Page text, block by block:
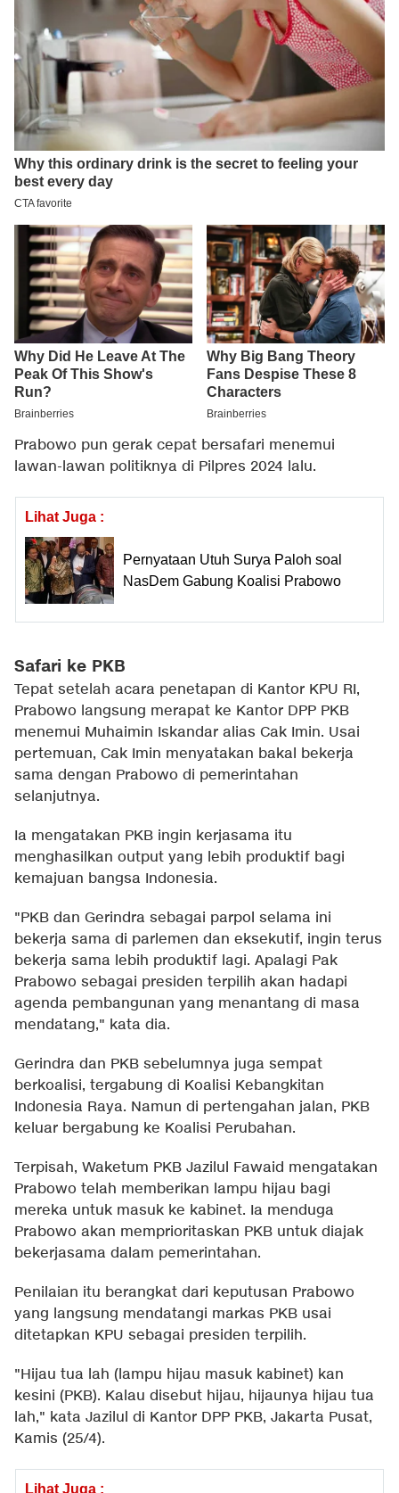
Prabowo pun gerak cepat bersafari menemui
lawan-lawan politiknya di Pilpres 2024 lalu.
Lihat Juga :
Pernyataan Utuh Surya Paloh soal
NasDem Gabung Koalisi Prabowo
Safari ke PKB
Tepat setelah acara penetapan di Kantor KPU RI,
Prabowo langsung merapat ke Kantor DPP PKB
menemui Muhaimin Iskandar alias Cak Imin. Usai
pertemuan, Cak Imin menyatakan bakal bekerja
sama dengan Prabowo di pemerintahan
selanjutnya.
Ia mengatakan PKB ingin kerjasama itu
menghasilkan output yang lebih produktif bagi
kemajuan bangsa Indonesia.
"PKB dan Gerindra sebagai parpol selama ini
bekerja sama di parlemen dan eksekutif, ingin terus
bekerja sama lebih produktif lagi. Apalagi Pak
Prabowo sebagai presiden terpilih akan hadapi
agenda pembangunan yang menantang di masa
mendatang," kata dia.
Gerindra dan PKB sebelumnya juga sempat
berkoalisi, tergabung di Koalisi Kebangkitan
Indonesia Raya. Namun di pertengahan jalan, PKB
keluar bergabung ke Koalisi Perubahan.
Terpisah, Waketum PKB Jazilul Fawaid mengatakan
Prabowo telah memberikan lampu hijau bagi
mereka untuk masuk ke kabinet. Ia menduga
Prabowo akan memprioritaskan PKB untuk diajak
bekerjasama dalam pemerintahan.
Penilaian itu berangkat dari keputusan Prabowo
yang langsung mendatangi markas PKB usai
ditetapkan KPU sebagai presiden terpilih.
"Hijau tua lah (lampu hijau masuk kabinet) kan
kesini (PKB). Kalau disebut hijau, hijaunya hijau tua
lah," kata Jazilul di Kantor DPP PKB, Jakarta Pusat,
Kamis (25/4).
Lihat Juga :